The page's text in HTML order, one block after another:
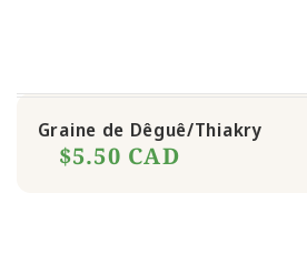
Graine de Dêguê/Thiakry
$5.50 CAD